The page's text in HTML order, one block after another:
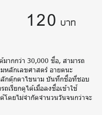
120 บาท
ากกว่า 30,000 ชื่อ, สามารถ
หลักเลขศาสตร์ อายตนะ
ลักตุ๊กตาไขนาม บันทึกชื่อที่ชอบ
เรียกดูได้เมื่อลงชื่อเข้าใช้
โดยไม่จำกัดจำนวนวันจนกว่าจะ